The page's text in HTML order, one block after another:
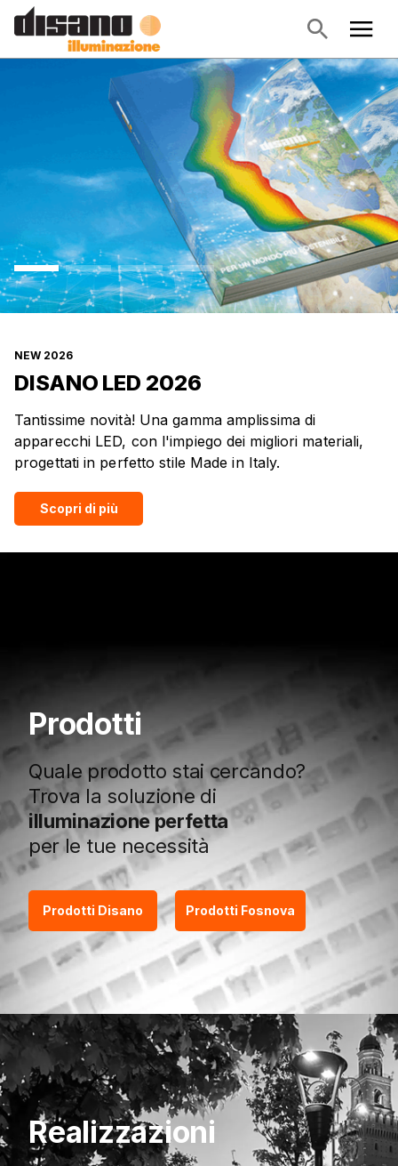
NEW 2026
DISANO LED 2026
Tantissime novità! Una gamma amplissima di
apparecchi LED, con l'impiego dei migliori materiali,
progettati in perfetto stile Made in Italy.
Scopri di più
Prodotti
Quale prodotto stai cercando?
Trova la soluzione di
illuminazione perfetta
per le tue necessità
Prodotti Disano Prodotti Fosnova
Realizzazioni